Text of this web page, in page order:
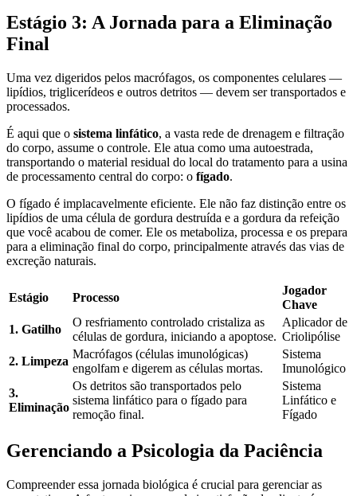
Estágio 3: A Jornada para a Eliminação
Final
Uma vez digeridos pelos macrófagos, os componentes celulares —
lipídios, triglicerídeos e outros detritos — devem ser transportados e
processados.
É aqui que o sistema linfático, a vasta rede de drenagem e filtração
do corpo, assume o controle. Ele atua como uma autoestrada,
transportando o material residual do local do tratamento para a usina
de processamento central do corpo: o fígado.
O fígado é implacavelmente eficiente. Ele não faz distinção entre os
lipídios de uma célula de gordura destruída e a gordura da refeição
que você acabou de comer. Ele os metaboliza, processa e os prepara
para a eliminação final do corpo, principalmente através das vias de
excreção naturais.
Estágio Processo
Jogador
Chave
1. Gatilho
O resfriamento controlado cristaliza as
células de gordura, iniciando a apoptose.
Aplicador de
Criolipólise
2. Limpeza
Macrófagos (células imunológicas)
engolfam e digerem as células mortas.
Sistema
Imunológico
3.
Eliminação
Os detritos são transportados pelo
sistema linfático para o fígado para
remoção final.
Sistema
Linfático e
Fígado
Gerenciando a Psicologia da Paciência
Compreender essa jornada biológica é crucial para gerenciar as